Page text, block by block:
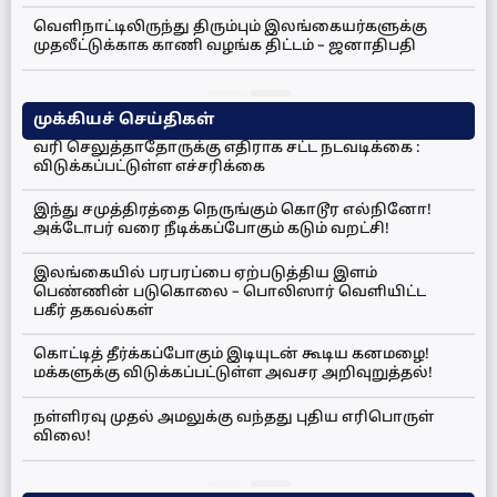
வெளிநாட்டிலிருந்து திரும்பும் இலங்கையர்களுக்கு
முதலீட்டுக்காக காணி வழங்க திட்டம் – ஜனாதிபதி
முக்கியச் செய்திகள்
வரி செலுத்தாதோருக்கு எதிராக சட்ட நடவடிக்கை :
விடுக்கப்பட்டுள்ள எச்சரிக்கை
இந்து சமுத்திரத்தை நெருங்கும் கொடூர எல்நினோ!
அக்டோபர் வரை நீடிக்கப்போகும் கடும் வறட்சி!
இலங்கையில் பரபரப்பை ஏற்படுத்திய இளம்
பெண்ணின் படுகொலை – பொலிஸார் வெளியிட்ட
பகீர் தகவல்கள்
கொட்டித் தீர்க்கப்போகும் இடியுடன் கூடிய கனமழை!
மக்களுக்கு விடுக்கப்பட்டுள்ள அவசர அறிவுறுத்தல்!
நள்ளிரவு முதல் அமலுக்கு வந்தது புதிய எரிபொருள்
விலை!